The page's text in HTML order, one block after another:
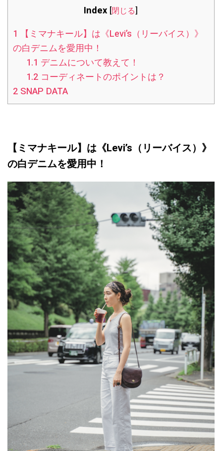
Index [閉じる]
1
【ミマナキール】は《Levi’s（リーバイス）》
の白デニムを愛用中！
1.1 デニムについて教えて！
1.2 コーディネートのポイントは？
2SNAP DATA
【ミマナキール】は《Levi’s（リーバイス）》
の白デニムを愛用中！